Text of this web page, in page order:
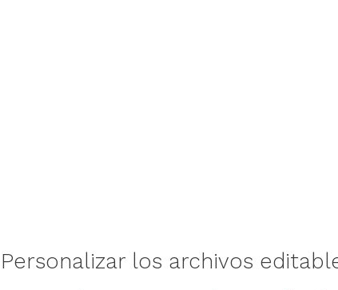
Personalizar los archivos